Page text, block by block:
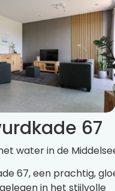
67
water in de
67, een prachtig,
in het stijlvolle